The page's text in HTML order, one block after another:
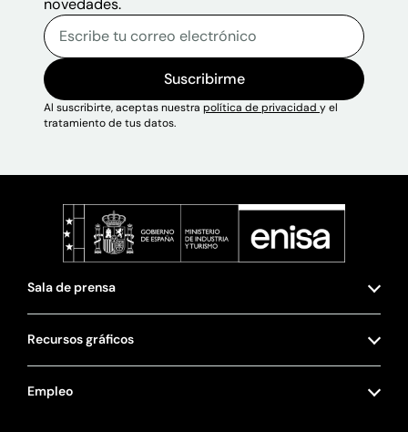
novedades.
Sitio web
Escribe tu correo
Suscribirme
Al suscribirte, aceptas nuestra política de privacidad y el
tratamiento de tus datos.
Sala de prensa
Recursos gráficos
Empleo